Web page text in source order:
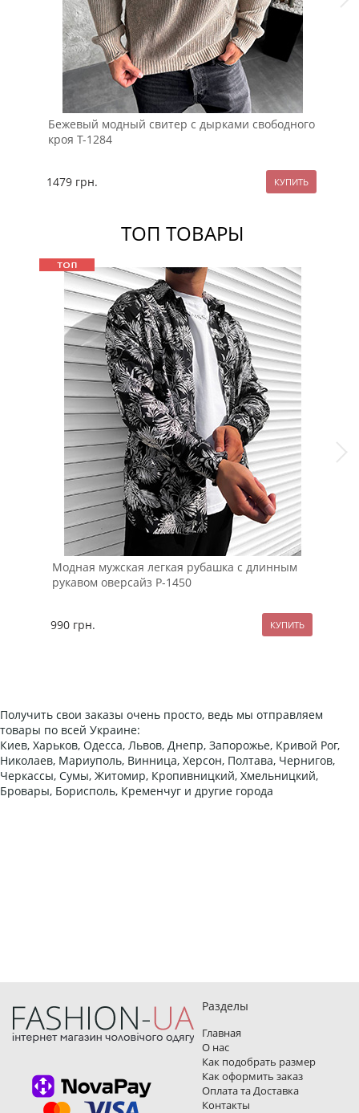
Бежевый модный свитер с дырками свободного
кроя Т-1284
1479 грн.
ТОП ТОВАРЫ
Модная мужская легкая рубашка с длинным
рукавом оверсайз Р-1450
990 грн.
Получить свои заказы очень просто, ведь мы отправляем
товары по всей Украине:
Киев, Харьков, Одесса, Львов, Днепр, Запорожье, Кривой Рог,
Николаев, Мариуполь, Винница, Херсон, Полтава, Чернигов,
Черкассы, Сумы, Житомир, Кропивницкий, Хмельницкий,
Бровары, Борисполь, Кременчуг и другие города
Разделы
Главная
О нас
Как подобрать размер
Как оформить заказ
Оплата та Доставка
Контакты